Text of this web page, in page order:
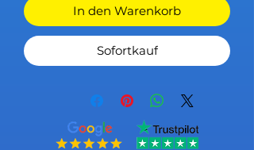
In den Warenkorb
Sofortkauf